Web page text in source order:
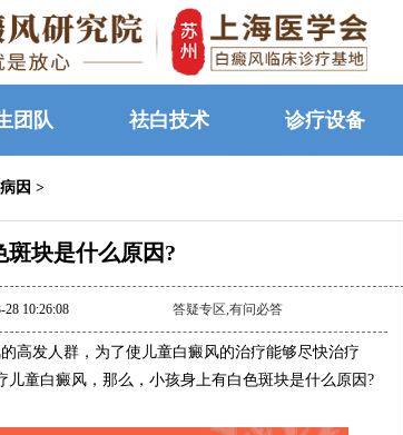
团队 祛白技术 诊疗设备
因 >
斑块是什么原因?
10:26:08 答疑专区,有问必答
高发人群，为了使儿童白癜风的治疗能够尽快治疗
童白癜风，那么，小孩身上有白色斑块是什么原因?